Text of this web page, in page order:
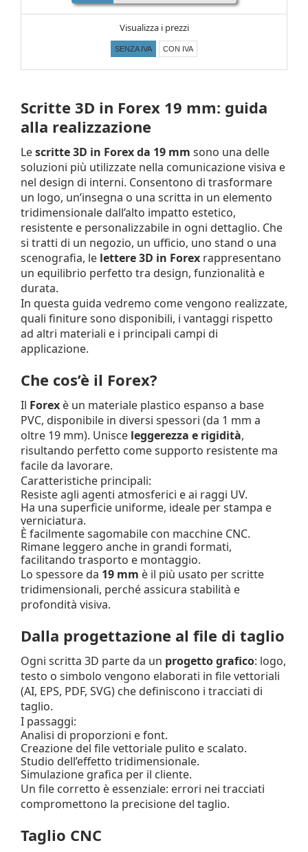
Visualizza i prezzi
SENZA IVA CON IVA
Scritte 3D in Forex 19 mm: guida
alla realizzazione
Lescritte 3D in Forex da 19 mm sono una delle
soluzioni più utilizzate nella comunicazione visiva e
nel design di interni. Consentono di trasformare
un logo, un’insegna o una scritta in un elemento
tridimensionale dall’alto impatto estetico,
resistente e personalizzabile in ogni dettaglio. Che
si tratti di un negozio, un ufficio, uno stand o una
scenografia, le lettere 3D in Forex rappresentano
un equilibrio perfetto tra design, funzionalità e
durata.
In questa guida vedremo come vengono realizzate,
quali finiture sono disponibili, i vantaggi rispetto
ad altri materiali e i principali campi di
applicazione.
Che cos’è il Forex?
Il Forex è un materiale plastico espanso a base
PVC, disponibile in diversi spessori (da 1 mm a
oltre 19 mm). Unisce leggerezza e rigidità,
risultando perfetto come supporto resistente ma
facile da lavorare.
Caratteristiche principali:
Resiste agli agenti atmosferici e ai raggi UV.
Ha una superficie uniforme, ideale per stampa e
verniciatura.
È facilmente sagomabile con macchine CNC.
Rimane leggero anche in grandi formati,
facilitando trasporto e montaggio.
Lo spessore da 19 mm è il più usato per scritte
tridimensionali, perché assicura stabilità e
profondità visiva.
Dalla progettazione al file di taglio
Ogni scritta 3D parte da un progetto grafico: logo,
testo o simbolo vengono elaborati in file vettoriali
(AI, EPS, PDF, SVG) che definiscono i tracciati di
taglio.
I passaggi:
Analisi di proporzioni e font.
Creazione del file vettoriale pulito e scalato.
Studio dell’effetto tridimensionale.
Simulazione grafica per il cliente.
Un file corretto è essenziale: errori nei tracciati
compromettono la precisione del taglio.
Taglio CNC